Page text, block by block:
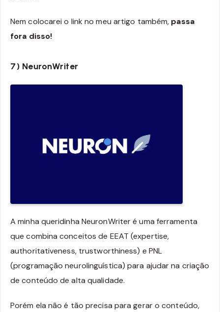
Nem colocarei o link no meu artigo também, passa
fora disso!
7) NeuronWriter
A minha queridinha NeuronWriter é uma ferramenta
que combina conceitos de EEAT (expertise,
authoritativeness, trustworthiness) e PNL
(programação neurolinguística) para ajudar na criação
de conteúdo de alta qualidade.
Porém ela não é tão precisa para gerar o conteúdo,